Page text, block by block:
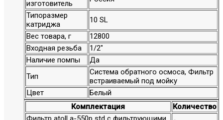
изготовитель
Типоразмер
катриджа
10 SL
Вес товара, г
12800
Входная резьба
1/2"
Наличие помпы
Да
Тип
Система обратного осмоса, Фильтр
встраиваемый под мойку
Цвет
Белый
Комплектация
Количество